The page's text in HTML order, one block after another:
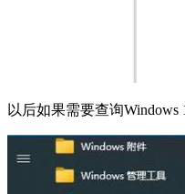
以后如果需要查询